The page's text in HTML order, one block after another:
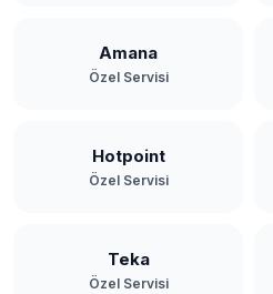
Amana
Özel Servisi
Hotpoint
Özel Servisi
Teka
Özel Servisi